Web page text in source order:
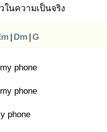
ในความเป็นจริง
| Dm | G
phone
phone
phone